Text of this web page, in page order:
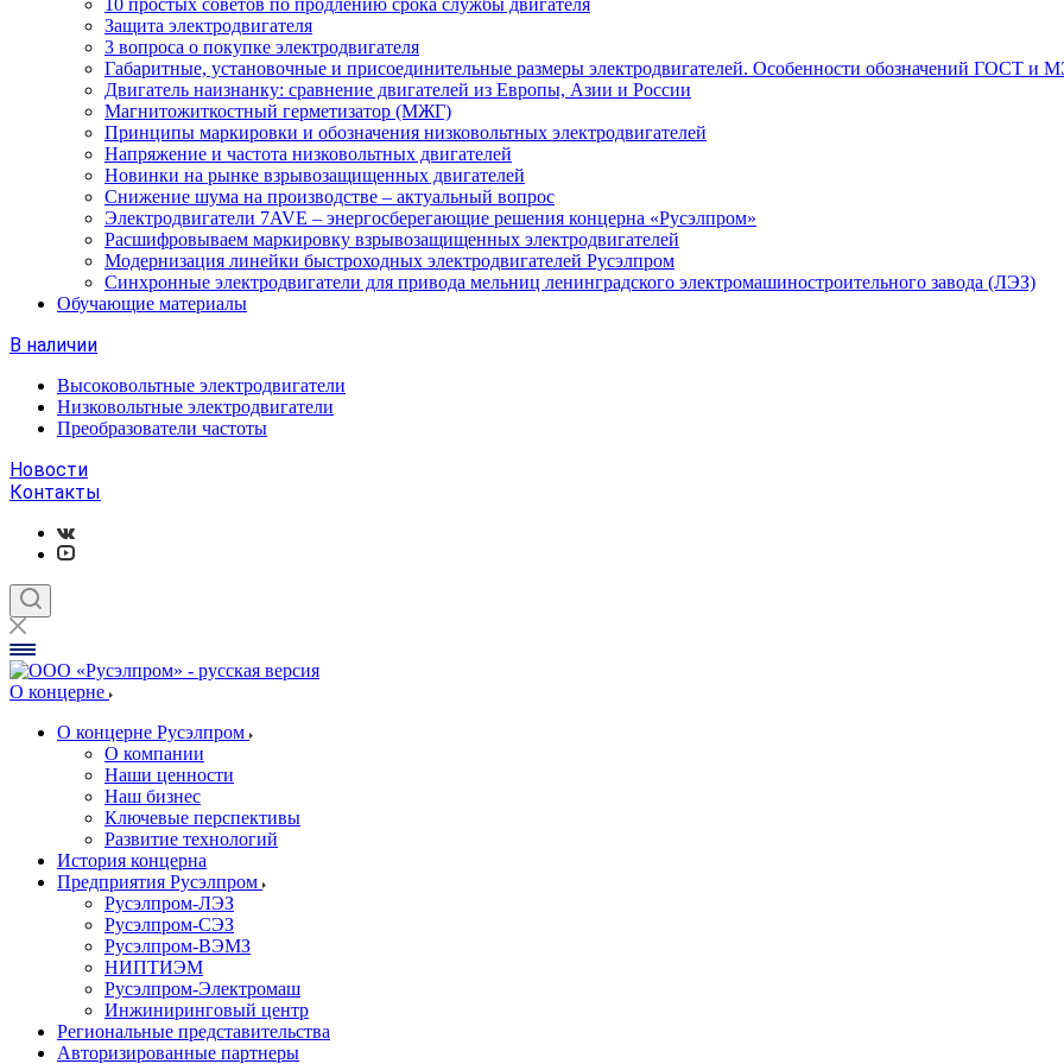
10 простых советов по продлению срока службы двигателя
Защита электродвигателя
3 вопроса о покупке электродвигателя
Габаритные, установочные и присоединительные размеры электродвигателей. Особенности обозначений ГОСТ и
Двигатель наизнанку: сравнение двигателей из Европы, Азии и России
Магнитожиткостный герметизатор (МЖГ)
Принципы маркировки и обозначения низковольтных электродвигателей
Напряжение и частота низковольтных двигателей
Новинки на рынке взрывозащищенных двигателей
Снижение шума на производстве – актуальный вопрос
Электродвигатели 7AVE – энергосберегающие решения концерна «Русэлпром»
Расшифровываем маркировку взрывозащищенных электродвигателей
Модернизация линейки быстроходных электродвигателей Русэлпром
Синхронные электродвигатели для привода мельниц ленинградского электромашиностроительного завода (ЛЭЗ)
Обучающие материалы
В наличии
Высоковольтные электродвигатели
Низковольтные электродвигатели
Преобразователи частоты
Новости
Контакты
О концерне
О концерне Русэлпром
О компании
Наши ценности
Наш бизнес
Ключевые перспективы
Развитие технологий
История концерна
Предприятия Русэлпром
Русэлпром-ЛЭЗ
Русэлпром-СЭЗ
Русэлпром-ВЭМЗ
НИПТИЭМ
Русэлпром-Электромаш
Инжиниринговый центр
Региональные представительства
Авторизированные партнеры